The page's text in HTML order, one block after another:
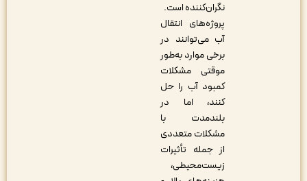
نگران‌کننده است.
پروژه‌های انتقال
آب می‌توانند در
برخی موارد به‌طور
موقتی مشکلات
کمبود آب را حل
کنند، اما در
بلندمدت با
مشکلات متعددی
از جمله تأثیرات
زیست‌محیطی،